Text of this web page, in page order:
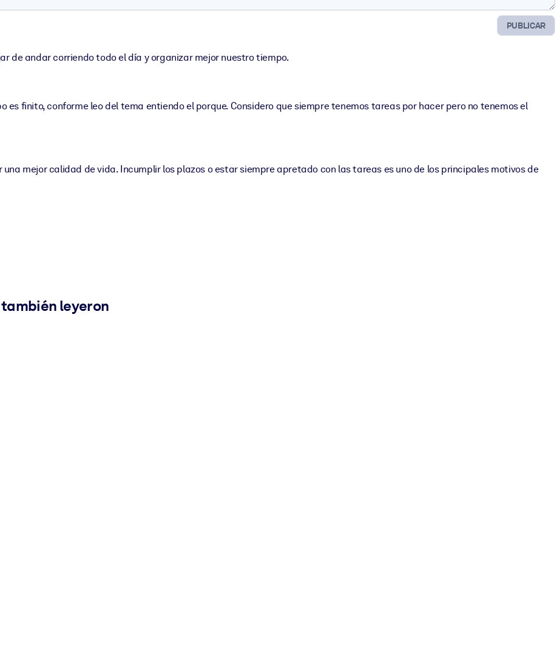
PUBLICAR
de andar corriendo todo el día y organizar mejor nuestro tiempo.
es finito, conforme leo del tema entiendo el porque. Considero que siempre tenemos tareas por hacer pero no tenemos el
una mejor calidad de vida. Incumplir los plazos o estar siempre apretado con las tareas es uno de los principales motivos de
leyeron